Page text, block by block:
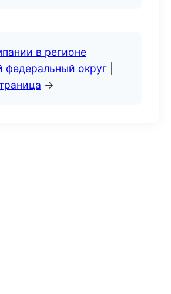
в регионе
федеральный округ
→